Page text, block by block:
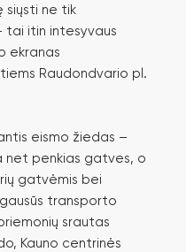
siųsti ne tik
tai itin intesyvaus
ekranas
Raudondvario pl.
eismo žiedas –
net penkias gatves, o
gatvėmis bei
transporto
srautas
Kauno centrinės